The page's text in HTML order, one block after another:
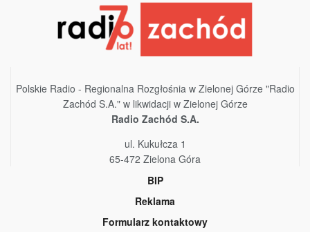
Polskie Radio - Regionalna Rozgłośnia w Zielonej Górze "Radio
Zachód S.A." w likwidacji w Zielonej Górze
Radio Zachód S.A.
ul. Kukułcza 1
65-472 Zielona Góra
BIP
Reklama
Formularz kontaktowy